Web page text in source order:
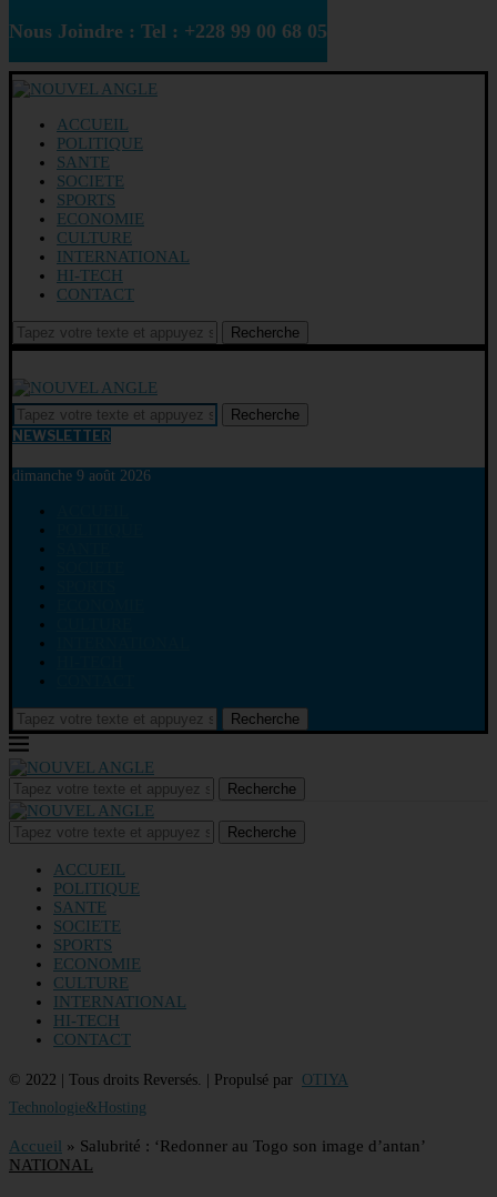
Nous Joindre : Tel : +228 99 00 68 05
ACCUEIL
POLITIQUE
SANTE
SOCIETE
SPORTS
ECONOMIE
CULTURE
INTERNATIONAL
HI-TECH
CONTACT
Recherche
Recherche
NEWSLETTER
dimanche 9 août 2026
Recherche
Recherche
Recherche
ACCUEIL
POLITIQUE
SANTE
SOCIETE
SPORTS
ECONOMIE
CULTURE
INTERNATIONAL
HI-TECH
CONTACT
© 2022 | Tous droits Reversés. | Propulsé par OTIYA
Technologie&Hosting
Accueil » Salubrité : ‘Redonner au Togo son image d’antan’
NATIONAL